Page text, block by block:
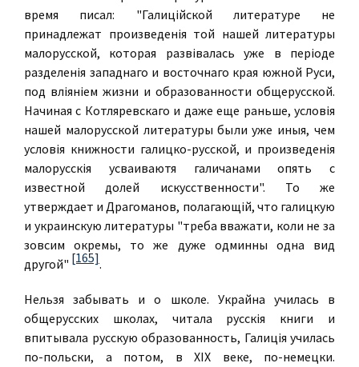
время писал: "Галицiйской литературе не
принадлежат произведенiя той нашей литературы
малорусской, которая развiвалась уже в перiоде
разделенiя западнаго и восточнаго края южной Руси,
под влiянiем жизни и образованности общерусской.
Начиная с Котляревскаго и даже еще раньше, условiя
нашей малорусской литературы были уже иныя, чем
условiя книжности галицко-русской, и произведенiя
малорусскiя усваиваютя галичанами опять с
известной долей искусственности". То же
утверждает и Драгоманов, полагающiй, что галицкую
и украинскую литературы "треба вважати, коли не за
зовсим окремы, то же дуже одминны одна вид
другой" [165].
Нельзя забывать и о школе. Украйна училась в
общерусских школах, читала русскiя книги и
впитывала русскую образованность, Галицiя училась
по-польски, а потом, в XIX веке, по-немецки.